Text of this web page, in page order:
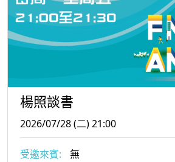
楊照談書
2026/07/28 (二) 21:00
受邀來賓:
無